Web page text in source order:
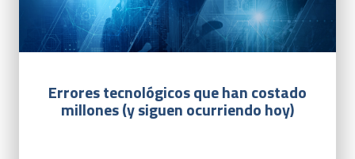
Errores tecnológicos que han costado
millones (y siguen ocurriendo hoy)